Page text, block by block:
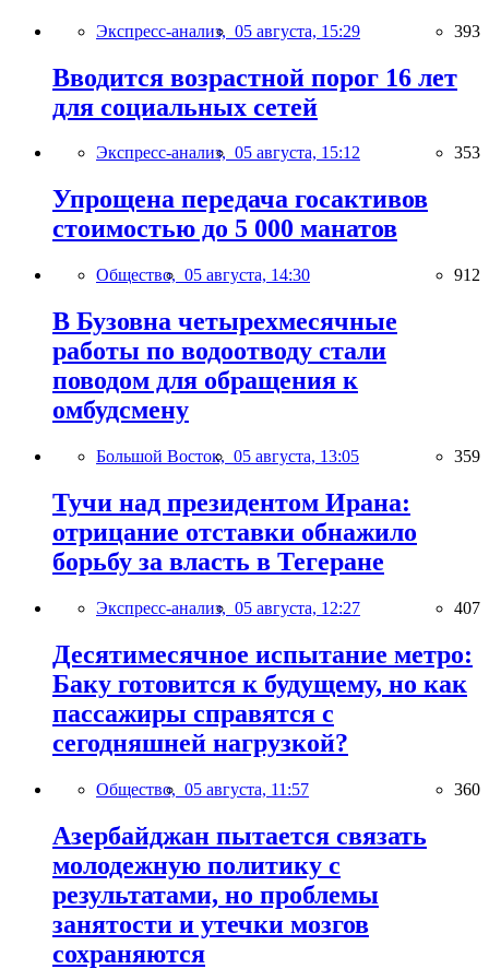
Экспресс-анализ, 05 августа, 15:29 393
Вводится возрастной порог 16 лет
для социальных сетей
Экспресс-анализ, 05 августа, 15:12 353
Упрощена передача госактивов
стоимостью до 5 000 манатов
Общество, 05 августа, 14:30 912
В Бузовна четырехмесячные
работы по водоотводу стали
поводом для обращения к
омбудсмену
Большой Восток, 05 августа, 13:05 359
Тучи над президентом Ирана:
отрицание отставки обнажило
борьбу за власть в Тегеране
Экспресс-анализ, 05 августа, 12:27 407
Десятимесячное испытание метро:
Баку готовится к будущему, но как
пассажиры справятся с
сегодняшней нагрузкой?
Общество, 05 августа, 11:57 360
Азербайджан пытается связать
молодежную политику с
результатами, но проблемы
занятости и утечки мозгов
сохраняются